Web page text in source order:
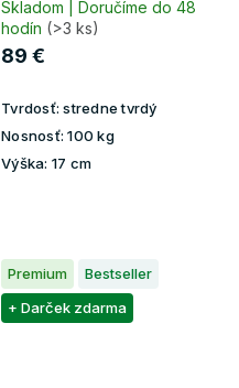
Skladom | Doručíme do 48
hodín (>3 ks)
89 €
Tvrdosť: stredne tvrdý
Nosnosť: 100 kg
Výška: 17 cm
Premium
Bestseller
+ Darček zdarma